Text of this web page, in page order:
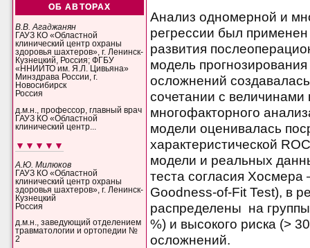
ОБ АВТОРАХ
В.В. Агаджанян
ГАУЗ КО «Областной
клинический центр охраны
здоровья шахтеров», г. Ленинск-
Кузнецкий, Россия; ФГБУ
«ННИИТО им. Я.Л. Цивьяна»
Минздрава России, г.
Новосибирск
Россия
д.м.н., профессор, главный врач
ГАУЗ КО «Областной
клинический центр...
▼▼▼▼▼
А.Ю. Милюков
ГАУЗ КО «Областной
клинический центр охраны
здоровья шахтеров», г. Ленинск-
Кузнецкий
Россия
д.м.н., заведующий отделением
травматологии и ортопедии №
2
Анализ одномерной и
регрессии был
развития
модель
осложнений
сочетании с
многофакторного
модели оценивалась
характеристической
модели и реальных
теста согласия
Goodness-of-Fit Test), в
распределены на
%) и высокого риска (>
осложнений.